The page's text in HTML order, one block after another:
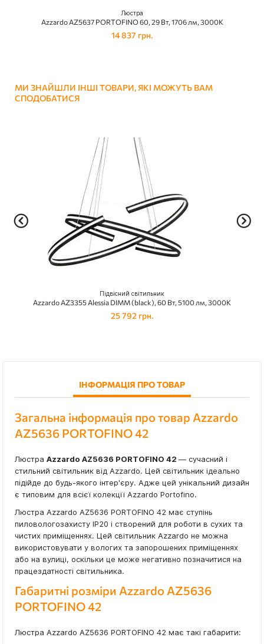
Люстра
Azzardo AZ5637 PORTOFINO 60, 29 Вт, 1706 лм, 3000К
14 837 грн.
МИ ЗНАЙШЛИ ІНШІ ТОВАРИ, ЯКІ МОЖУТЬ ВАМ
СПОДОБАТИСЯ
Підвісний світильник
Azzardo AZ3355 Alessia DIMM (black), 60 Вт, 5100 лм, 3000K
25 792 грн.
ІНФОРМАЦІЯ ПРО ТОВАР
Загальна інформація про товар Azzardo
AZ5636 PORTOFINO 42
Люстра Azzardo AZ5636 PORTOFINO 42 — сучасний і
стильний світильник від Azzardo. Цей світильник ідеально
підійде до будь-якого інтер'єру. Адже цей унікальний дизайн
є типовим для всієї колекції Azzardo Portofino.
Люстра Azzardo AZ5636 PORTOFINO 42 має ступінь
пиловологозахисту IP20 і створений для роботи в сухих та
чистих приміщеннях. Цей світильник Azzardo не можна
використовувати у вологих та запорошених приміщеннях
або на вулиці, оскільки це може негативно позначитися на
працездатності світильника.
Габаритні розміри Azzardo AZ5636
PORTOFINO 42
Люстра Azzardo AZ5636 PORTOFINO 42 має такі габарити: